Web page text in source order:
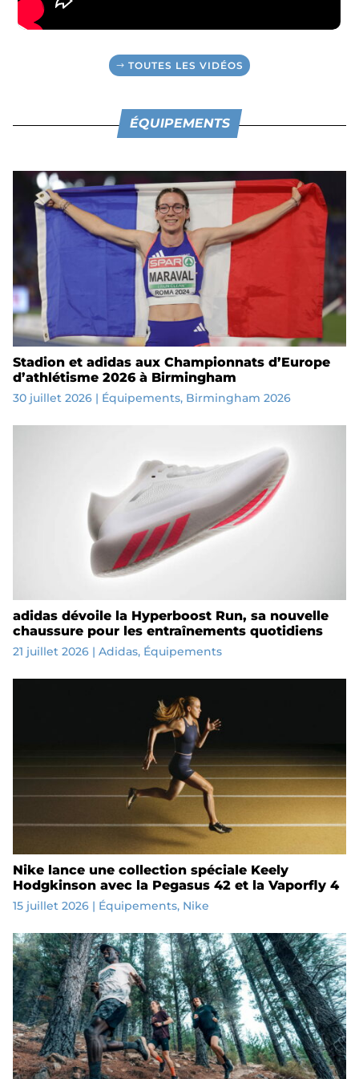
TOUTES LES VIDÉOS
ÉQUIPEMENTS
Stadion et adidas aux Championnats d’Europe
d’athlétisme 2026 à Birmingham
30 juillet 2026| Équipements, Birmingham 2026
adidas dévoile la Hyperboost Run, sa nouvelle
chaussure pour les entraînements quotidiens
21 juillet 2026| Adidas, Équipements
Nike lance une collection spéciale Keely
Hodgkinson avec la Pegasus 42 et la Vaporfly 4
15 juillet 2026| Équipements, Nike